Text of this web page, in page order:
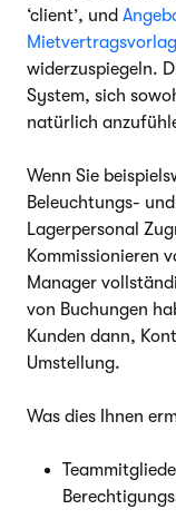
‘client’, und
widerzuspiegeln.
System, sich
natürlich
Wenn Sie
Beleuchtungs-
Lagerpersonal
Kommissionieren
Manager
von Buchungen
Kunden dann,
Umstellung.
Was dies Ihnen